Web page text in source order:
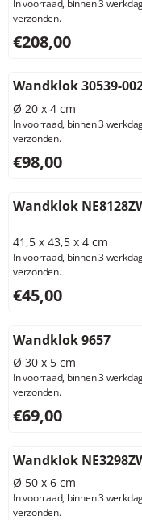
In voorraad, binnen 3
verzonden.
Prijs: 208,00,
€208,00
Wandklok 30539-
Ø 20 x 4 cm
In voorraad, binnen 3
verzonden.
Prijs: 98,00, exclusief
€98,00
Wandklok
41,5 x 43,5 x 4 cm
In voorraad, binnen 3
verzonden.
Prijs: 45,00, exclusief
€45,00
Wandklok 9657
Ø 30 x 5 cm
In voorraad, binnen 3
verzonden.
Prijs: 69,00, exclusief
€69,00
Wandklok
Ø 50 x 6 cm
In voorraad, binnen 3
verzonden.